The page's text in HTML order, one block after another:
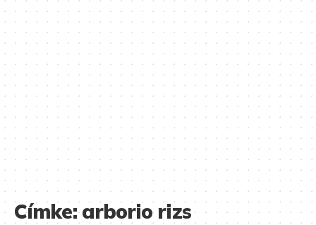
Címke:arborio rizs